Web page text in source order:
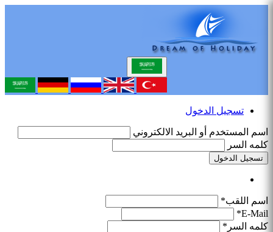
تسجيل الدخول
اسم المستخدم أو البريد الالكتروني
كلمه السر
تسجيل الدخول
اسم اللقب*
E-Mail*
كلمه السر*